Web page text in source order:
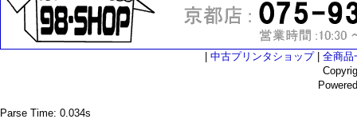
中古プリンタショップ| 全商品
Parse Time: 0.034s